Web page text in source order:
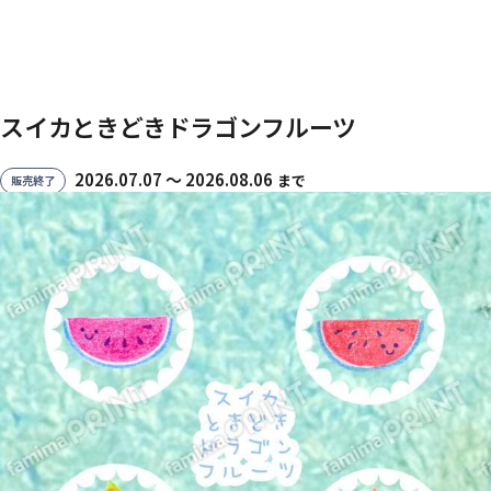
スイカときどきドラゴンフルーツ
販売終了 2026.07.07 〜 2026.08.06 まで